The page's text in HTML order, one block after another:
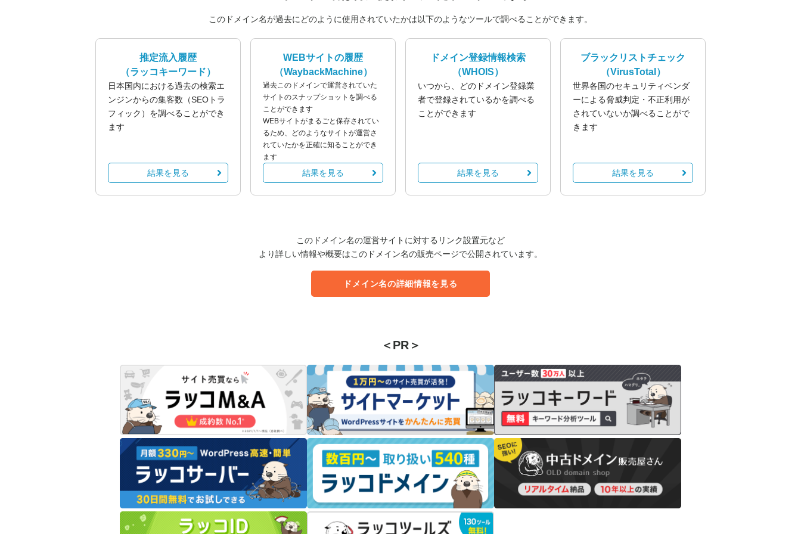
このドメイン名が過去にどのように使用されていたかは以下のようなツールで調べることができます。
推定流入履歴
（ラッコキーワード）
日本国内における過去の検索エ
ンジンからの集客数（SEOトラ
フィック）を調べることができ
ます
結果を見る
WEBサイトの履歴
（WaybackMachine）
過去このドメインで運営されていた
サイトのスナップショットを調べる
ことができます
WEBサイトがまるごと保存されてい
るため、どのようなサイトが運営さ
れていたかを正確に知ることができ
ます
結果を見る
ドメイン登録情報検索
（WHOIS）
いつから、どのドメイン登録業
者で登録されているかを調べる
ことができます
結果を見る
ブラックリストチェック
（VirusTotal）
世界各国のセキュリティベンダ
ーによる脅威判定・不正利用が
されていないか調べることがで
きます
結果を見る
このドメイン名の運営サイトに対するリンク設置元など
より詳しい情報や概要はこのドメイン名の販売ページで公開されています。
ドメイン名の詳細情報を見る
＜PR＞